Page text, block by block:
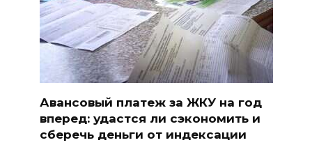
Авансовый платеж за ЖКУ на год
вперед: удастся ли сэкономить и
сберечь деньги от индексации